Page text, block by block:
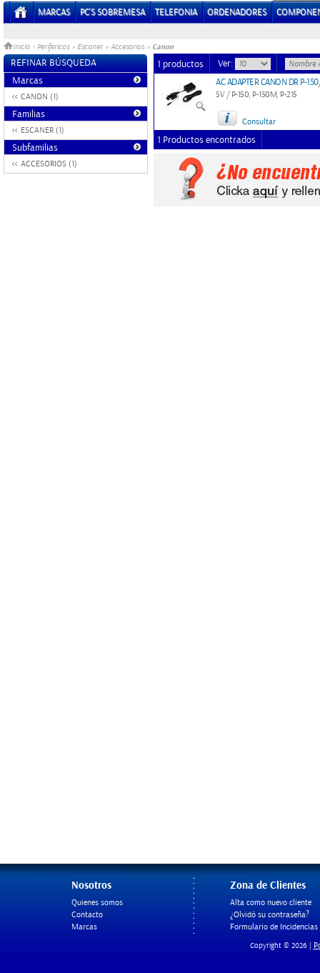
MARCAS PC'S SOBREMESA TELEFONIA ORDENADORES
Inicio > Perifericos » Escaner » Accesorios » Canon
REFINAR BÚSQUEDA
Marcas
CANON (1)
Familias
ESCANER (1)
Subfamilias
ACCESORIOS (1)
1 productos Ver:
AC ADAPTER CANON DR P-
5V / P-150, P-150M, P-215
Consultar
1 Productos encontrados
Nosotros
Quienes somos
Contacto
Marcas
Zona de Clientes
Alta como nuevo cliente
¿Olvidó su contraseña?
Formulario de Incidencias
Copyright © 2026 |